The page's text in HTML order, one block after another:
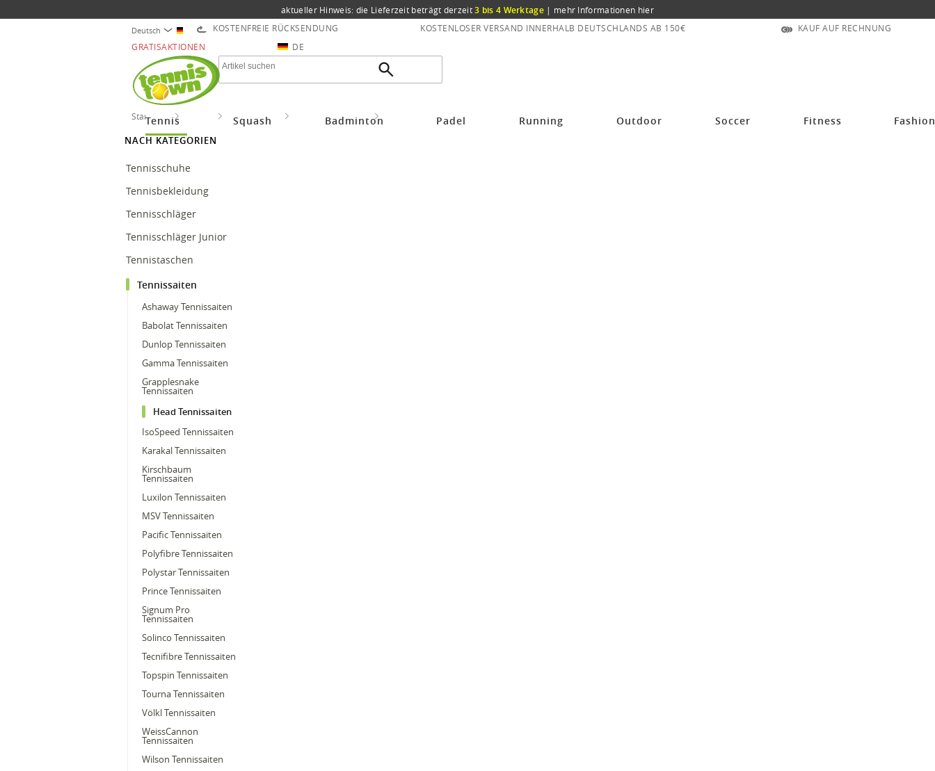
aktueller Hinweis: die Lieferzeit beträgt derzeit3 bis 4 Werktage | mehr Informationen hier
Deutsch KOSTENFREIE RÜCKSENDUNG KOSTENLOSER VERSAND INNERHALB DEUTSCHLANDS AB 150€
KAUF AUF RECHNUNG
GRATISAKTIONEN
DE
Tennis Squash Badminton Padel Running Outdoor Soccer Fitness
Startseite Tennissaiten Head Tennissaiten Head Tennissaite Hawk (Haltbarkeit+Power) grau 200m Rolle
NACH KATEGORIEN
Tennisschuhe
Tennisbekleidung
Tennisschläger
Tennisschläger Junior
Tennistaschen
Tennissaiten
Ashaway Tennissaiten
Babolat Tennissaiten
Dunlop Tennissaiten
Gamma Tennissaiten
Grapplesnake
Tennissaiten
Head Tennissaiten
IsoSpeed Tennissaiten
Karakal Tennissaiten
Kirschbaum
Tennissaiten
Luxilon Tennissaiten
MSV Tennissaiten
Pacific Tennissaiten
Polyfibre Tennissaiten
Polystar Tennissaiten
Prince Tennissaiten
Signum Pro
Tennissaiten
Solinco Tennissaiten
Tecnifibre Tennissaiten
Topspin Tennissaiten
Tourna Tennissaiten
Völkl Tennissaiten
WeissCannon
Tennissaiten
Wilson Tennissaiten